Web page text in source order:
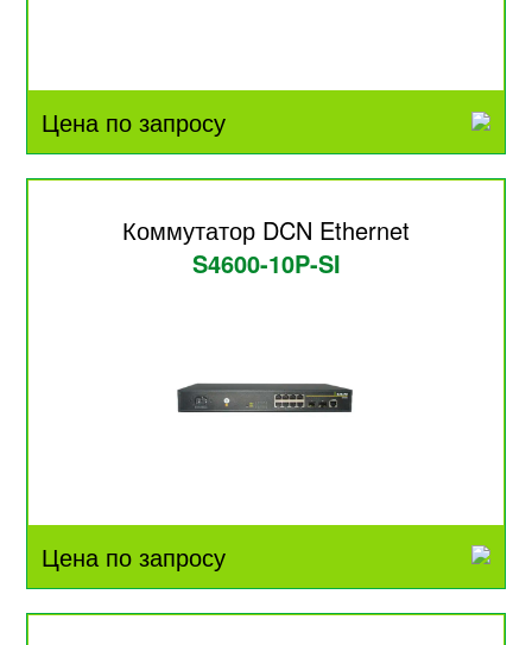
Цена по запросу
Коммутатор DCN Ethernet
S4600-10P-SI
Цена по запросу